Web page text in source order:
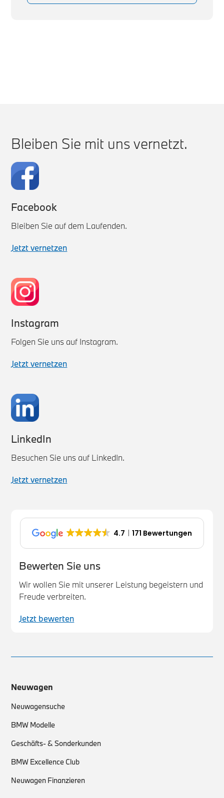
Bleiben Sie mit uns vernetzt.
Facebook
Bleiben Sie auf dem Laufenden.
Jetzt vernetzen
Instagram
Folgen Sie uns auf Instagram.
Jetzt vernetzen
LinkedIn
Besuchen Sie uns auf LinkedIn.
Jetzt vernetzen
4.7 171 Bewertungen
Bewerten Sie uns
Wir wollen Sie mit unserer Leistung begeistern und
Freude verbreiten.
Jetzt bewerten
Neuwagen
Neuwagensuche
BMW Modelle
Geschäfts- & Sonderkunden
BMW Excellence Club
Neuwagen Finanzieren